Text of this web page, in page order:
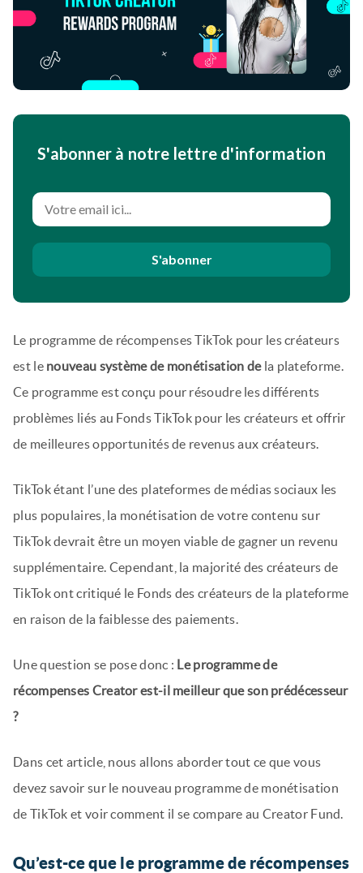
S'abonner à notre lettre d'information
S'abonner
Le programme de récompenses TikTok pour les créateurs
est le nouveau système de monétisation dela plateforme.
Ce programme est conçu pour résoudre les différents
problèmes liés au Fonds TikTok pour les créateurs et offrir
de meilleures opportunités de revenus aux créateurs.
TikTok étant l’une des plateformes de médias sociaux les
plus populaires, la monétisation de votre contenu sur
TikTok devrait être un moyen viable de gagner un revenu
supplémentaire. Cependant, la majorité des créateurs de
TikTok ont critiqué le Fonds des créateurs de la plateforme
en raison de la faiblesse des paiements.
Une question se pose donc : Le programme de
récompenses Creator est-il meilleur que son prédécesseur
?
Dans cet article, nous allons aborder tout ce que vous
devez savoir sur le nouveau programme de monétisation
de TikTok et voir comment il se compare au Creator Fund.
Qu’est-ce que le programme de récompenses